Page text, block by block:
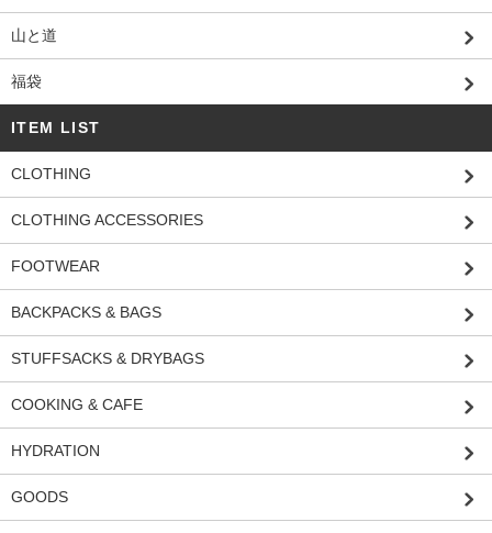
山と道
福袋
ITEM LIST
CLOTHING
CLOTHING ACCESSORIES
FOOTWEAR
BACKPACKS & BAGS
STUFFSACKS & DRYBAGS
COOKING & CAFE
HYDRATION
GOODS